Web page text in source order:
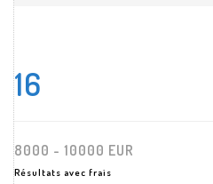
16
8000 - 10000 EUR
Résultats avec frais